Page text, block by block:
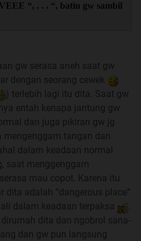
“, . . . “, batin gw sambil
gw serasa aneh saat gw
dengan seorang cewek
) terlebih lagi itu dita. Saat gw
entah kenapa jantung gw
dan juga pikiran gw jg
mengenggam tangan dan
dalam keadaan normal
, saat menggenggam
mau copot. Karena itu
dita adalah “dangerous place”
dalam keadaan terpaksa
dita dan ngobrol sana-
dan gw pun langsung